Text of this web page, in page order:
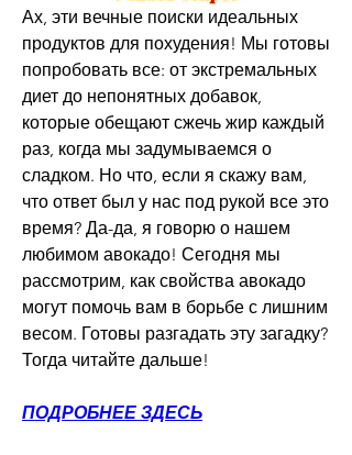
Ах, эти вечные поиски идеальных
продуктов для похудения! Мы готовы
попробовать все: от экстремальных
диет до непонятных добавок,
которые обещают сжечь жир каждый
раз, когда мы задумываемся о
сладком. Но что, если я скажу вам,
что ответ был у нас под рукой все это
время? Да-да, я говорю о нашем
любимом авокадо! Сегодня мы
рассмотрим, как свойства авокадо
могут помочь вам в борьбе с лишним
весом. Готовы разгадать эту загадку?
Тогда читайте дальше!
ПОДРОБНЕЕ ЗДЕСЬ